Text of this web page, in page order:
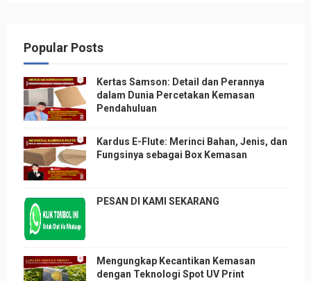
Popular Posts
Kertas Samson: Detail dan Perannya
dalam Dunia Percetakan Kemasan
Pendahuluan
Kardus E-Flute: Merinci Bahan, Jenis, dan
Fungsinya sebagai Box Kemasan
PESAN DI KAMI SEKARANG
Mengungkap Kecantikan Kemasan
dengan Teknologi Spot UV Print